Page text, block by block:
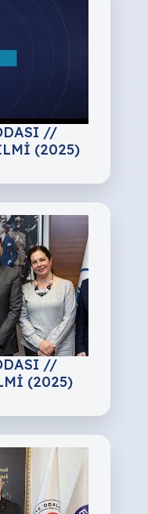
//
(2025)
//
(2025)